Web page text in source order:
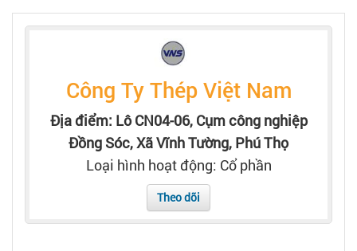
Trang chủ
Tìm việc làm
Công Ty Thép Việt Nam
Địa điểm: Lô CN04-06, Cụm công nghiệp
Đồng Sóc, Xã Vĩnh Tường, Phú Thọ
Loại hình hoạt động: Cổ phần
Theo dõi